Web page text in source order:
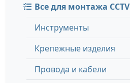
Все для монтажа CCTV
Инструменты
Крепежные изделия
Провода и кабели